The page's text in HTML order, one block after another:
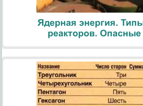
Ядерная энергия.
реакторов.